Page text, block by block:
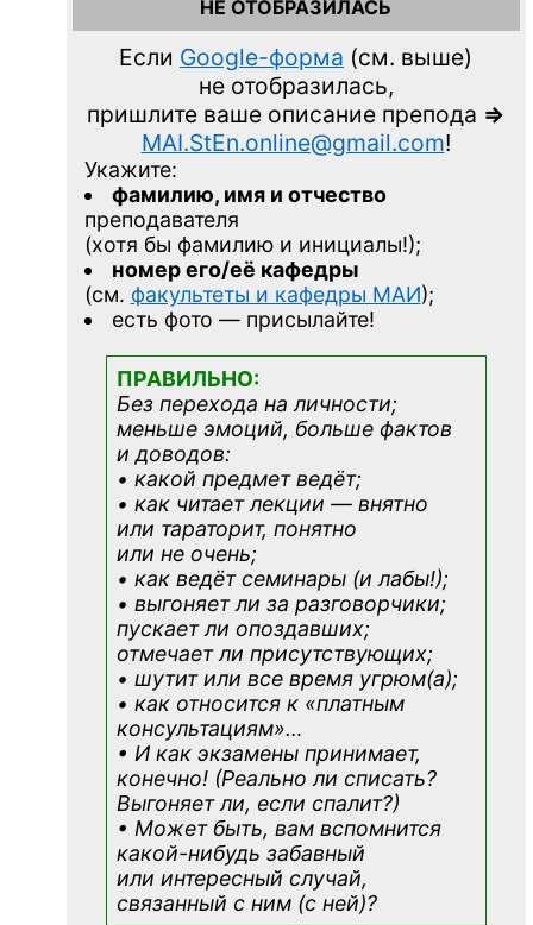
НЕ ОТОБРАЗИЛАСЬ
Если Google-форма (см. выше)
не отобразилась,
пришлите ваше описание препода =>
MAI.StEn.online@gmail.com!
Укажите:
фамилию, имя и отчество
преподавателя
(хотя бы фамилию и инициалы!);
номер его/её кафедры
(см. факультеты и кафедры МАИ);
есть фото — присылайте!
ПРАВИЛЬНО:
Без перехода на личности;
меньше эмоций, больше фактов
и доводов:
• какой предмет ведёт;
• как читает лекции — внятно
или тараторит, понятно
или не очень;
• как ведёт семинары (и лабы!);
• выгоняет ли за разговорчики;
пускает ли опоздавших;
отмечает ли присутствующих;
• шутит или все время угрюм(а);
• как относится к «платным
консультациям»…
• И как экзамены принимает,
конечно! (Реально ли списать?
Выгоняет ли, если спалит?)
• Может быть, вам вспомнится
какой-нибудь забавный
или интересный случай,
связанный с ним (с ней)?